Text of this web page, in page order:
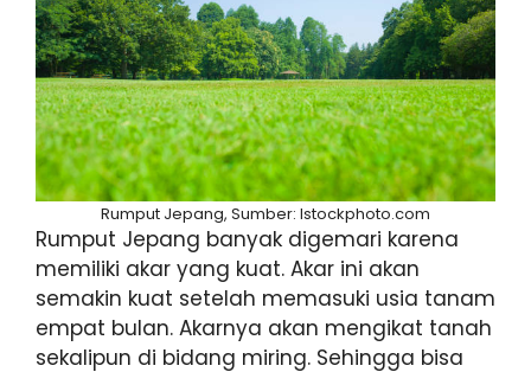
Rumput Jepang, Sumber: Istockphoto.com
Rumput Jepang banyak digemari karena
memiliki akar yang kuat. Akar ini akan
semakin kuat setelah memasuki usia tanam
empat bulan. Akarnya akan mengikat tanah
sekalipun di bidang miring. Sehingga bisa